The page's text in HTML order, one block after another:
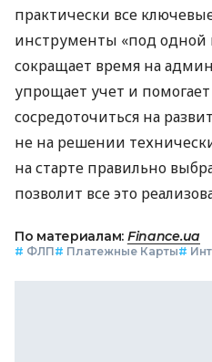
практически все
инструменты «под
сокращает время на
упрощает учет и
сосредоточиться на
не на решении
на старте правильно
позволит все это
По материалам: Finance.ua
# ФЛП# Платежные Карты#